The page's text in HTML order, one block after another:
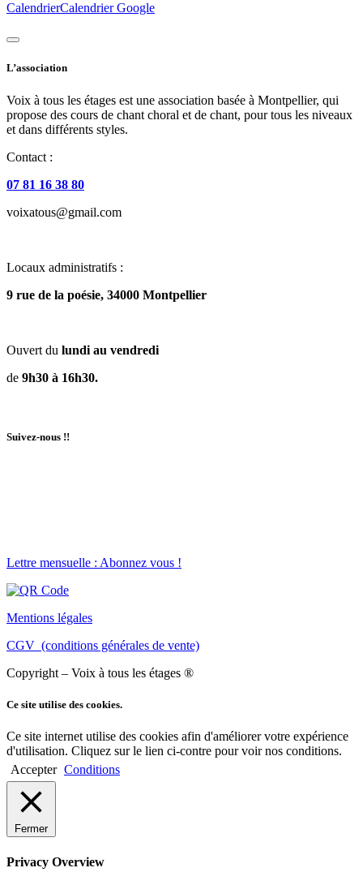
CalendrierCalendrier Google
L’association
Voix à tous les étages est une association basée à Montpellier, qui
propose des cours de chant choral et de chant, pour tous les niveaux
et dans différents styles.
Contact :
07 81 16 38 80
voixatous@gmail.com
Locaux administratifs :
9 rue de la poésie, 34000 Montpellier
Ouvert du lundi au vendredi
de 9h30 à 16h30.
Suivez-nous !!
Lettre mensuelle : Abonnez vous !
Mentions légales
CGV (conditions générales de vente)
Copyright – Voix à tous les étages ®
Ce site utilise des cookies.
Ce site internet utilise des cookies afin d'améliorer votre expérience
d'utilisation. Cliquez sur le lien ci-contre pour voir nos conditions.
Accepter Conditions
Fermer
Privacy Overview